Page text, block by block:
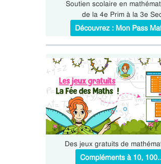
Soutien scolaire en
de la 4e Prim à la 3e
Découvrez : Mon Pass
Des jeux gratuits de
Compléments à 10,